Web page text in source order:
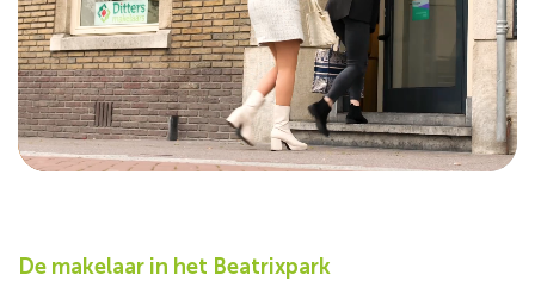
De makelaar in het Beatrixpark